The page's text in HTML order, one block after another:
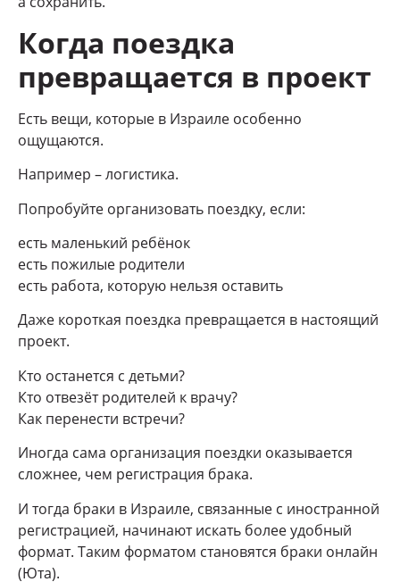
Когда поездка
превращается в проект
Есть вещи, которые в Израиле особенно
ощущаются.
Например – логистика.
Попробуйте организовать поездку, если:
есть маленький ребёнок
есть пожилые родители
есть работа, которую нельзя оставить
Даже короткая поездка превращается в настоящий
проект.
Кто останется с детьми?
Кто отвезёт родителей к врачу?
Как перенести встречи?
Иногда сама организация поездки оказывается
сложнее, чем регистрация брака.
И тогда браки в Израиле, связанные с иностранной
регистрацией, начинают искать более удобный
формат. Таким форматом становятся браки онлайн
(Юта).